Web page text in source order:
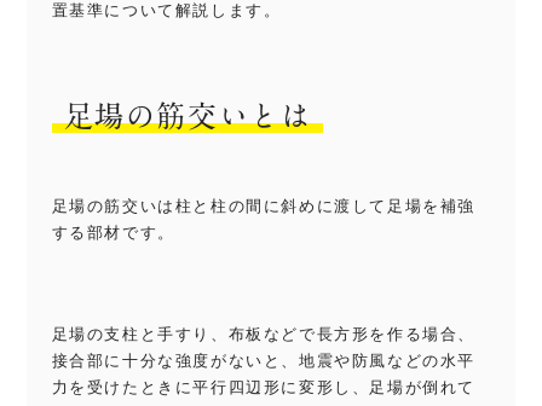
置基準について解説します。
足場の筋交いとは
足場の筋交いは柱と柱の間に斜めに渡して足場を補強
する部材です。
足場の支柱と手すり、布板などで長方形を作る場合、
接合部に十分な強度がないと、地震や防風などの水平
力を受けたときに平行四辺形に変形し、足場が倒れて